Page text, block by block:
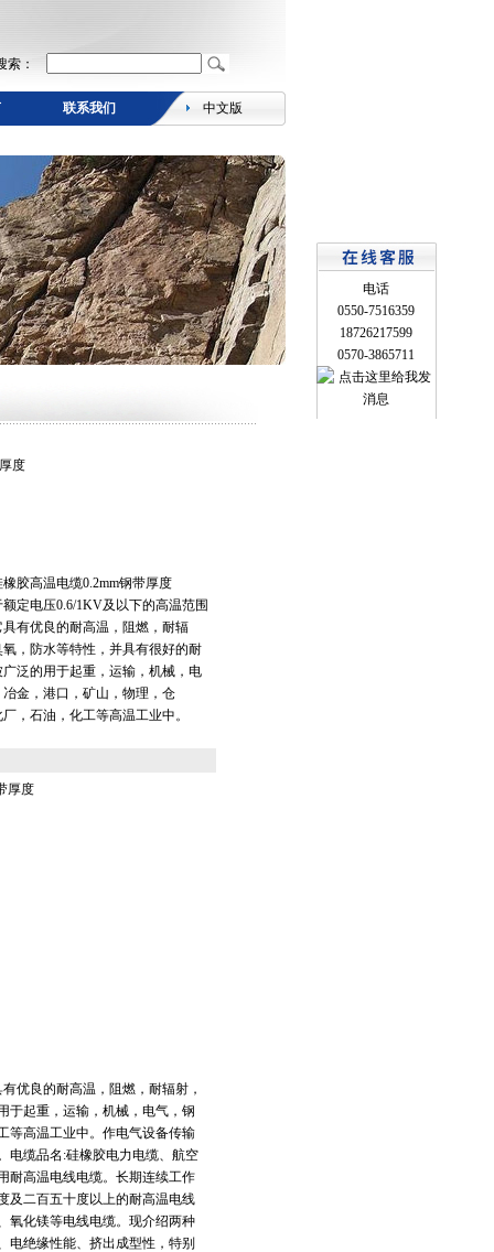
索：
联系我们 中文版
度
胶高温电缆0.2mm钢带厚度
定电压0.6/1KV及以下的高温范围
有优良的耐高温，阻燃，耐辐
，防水等特性，并具有很好的耐
泛的用于起重，运输，机械，电
金，港口，矿山，物理，仓
，石油，化工等高温工业中。
优良的耐高温，阻燃，耐辐射，
于起重，运输，机械，电气，钢
等高温工业中。作电气设备传输
电缆品名:硅橡胶电力电缆、航空
耐高温电线电缆。长期连续工作
及二百五十度以上的耐高温电线
氧化镁等电线电缆。现介绍两种
电绝缘性能、挤出成型性，特别
电话
0550-7516359
18726217599
0570-3865711